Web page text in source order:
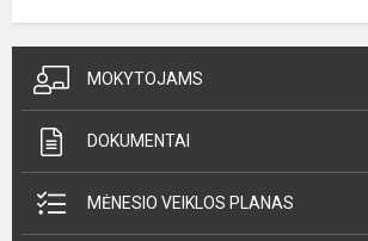
MOKYTOJAMS
DOKUMENTAI
MĖNESIO VEIKLOS PLANAS